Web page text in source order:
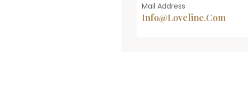
Mail Address
Info@loveline.com